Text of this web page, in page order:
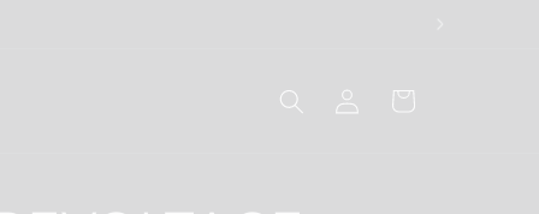
EinloggenWarenkorb